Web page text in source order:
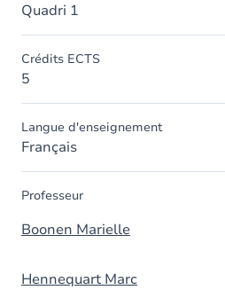
Quadri 1
Crédits ECTS
5
Langue d'enseignement
Français
Professeur
Boonen Marielle
Hennequart Marc